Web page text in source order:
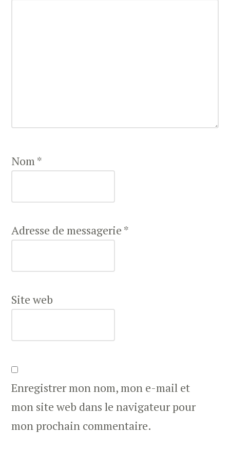
Nom *
Adresse de messagerie *
Site web
Enregistrer mon nom, mon e-mail et
mon site web dans le navigateur pour
mon prochain commentaire.